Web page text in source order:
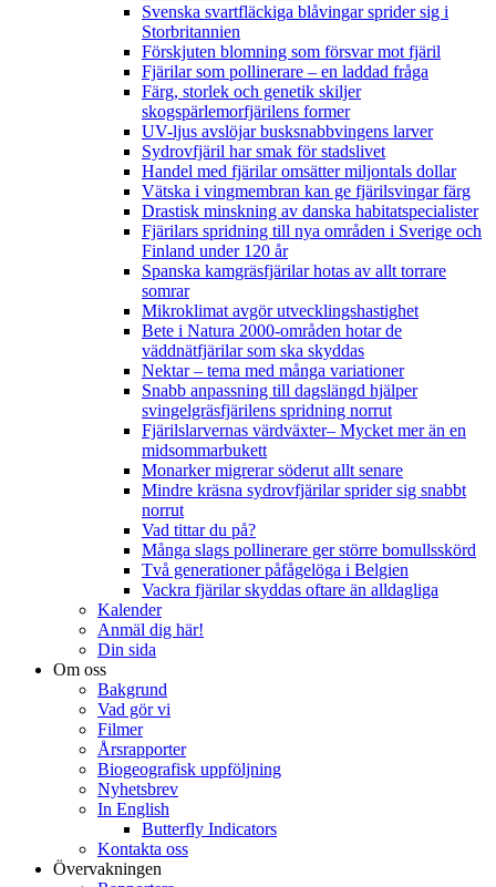
Svenska svartfläckiga blåvingar sprider sig i
Storbritannien
Förskjuten blomning som försvar mot fjäril
Fjärilar som pollinerare – en laddad fråga
Färg, storlek och genetik skiljer
skogspärlemorfjärilens former
UV-ljus avslöjar busksnabbvingens larver
Sydrovfjäril har smak för stadslivet
Handel med fjärilar omsätter miljontals dollar
Vätska i vingmembran kan ge fjärilsvingar färg
Drastisk minskning av danska habitatspecialister
Fjärilars spridning till nya områden i Sverige och
Finland under 120 år
Spanska kamgräsfjärilar hotas av allt torrare
somrar
Mikroklimat avgör utvecklingshastighet
Bete i Natura 2000-områden hotar de
väddnätfjärilar som ska skyddas
Nektar – tema med många variationer
Snabb anpassning till dagslängd hjälper
svingelgräsfjärilens spridning norrut
Fjärilslarvernas värdväxter– Mycket mer än en
midsommarbukett
Monarker migrerar söderut allt senare
Mindre kräsna sydrovfjärilar sprider sig snabbt
norrut
Vad tittar du på?
Många slags pollinerare ger större bomullsskörd
Två generationer påfågelöga i Belgien
Vackra fjärilar skyddas oftare än alldagliga
Kalender
Anmäl dig här!
Din sida
Om oss
Bakgrund
Vad gör vi
Filmer
Årsrapporter
Biogeografisk uppföljning
Nyhetsbrev
In English
Butterfly Indicators
Kontakta oss
Övervakningen